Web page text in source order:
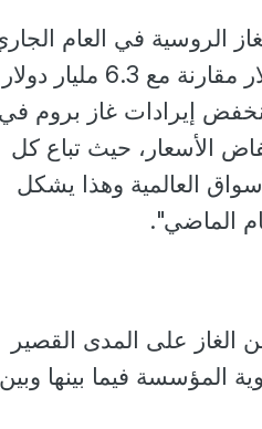
الروسية في العام
حيث وصلت إيرادات شهر يناير إلى 3.4 مليار دولار
إيرادات غاز بروم في
استمر انخفاض الأسعار، حيث تباع كل
بـ 9 دولارات في الأسواق العالمية وهذا يشكل
الغاز على المدى القصير
المؤسسة فيما بينها وبين